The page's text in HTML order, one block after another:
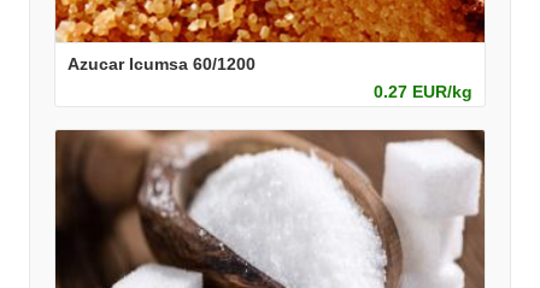
Azucar Icumsa 60/1200
0.27 EUR/kg